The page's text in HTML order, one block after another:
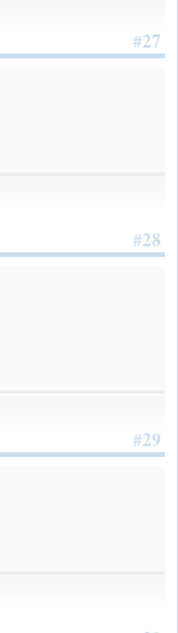
#27
#28
#29